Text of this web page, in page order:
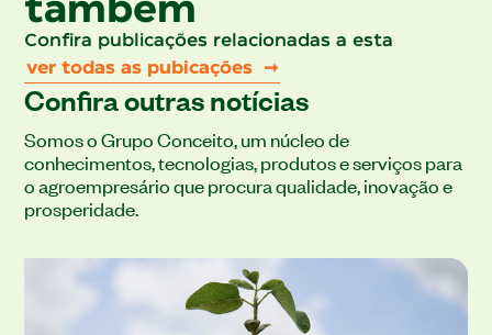
também
Confira publicações relacionadas a esta
ver todas as pubicações ➞
Confira outras notícias
Somos o Grupo Conceito, um núcleo de
conhecimentos, tecnologias, produtos e serviços para
o agroempresário que procura qualidade, inovação e
prosperidade.